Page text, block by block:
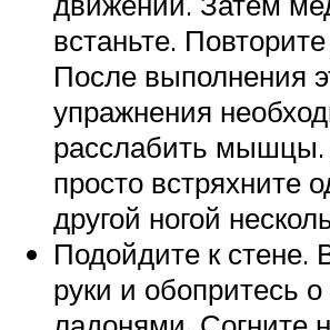
встаньте.
После выполнения
упражнения
расслабить мышцы.
просто встряхните
другой ногой
Подойдите к стене.
руки и обопритесь